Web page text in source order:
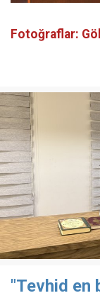
Fotoğraflar:
"Tevhid en